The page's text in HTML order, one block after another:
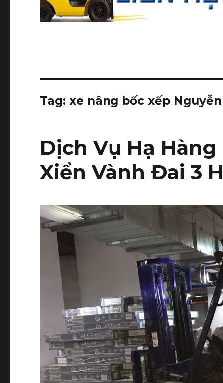
Tag:xe nâng bốc xếp
Dịch Vụ Hạ
Xiển Vành Đai 3